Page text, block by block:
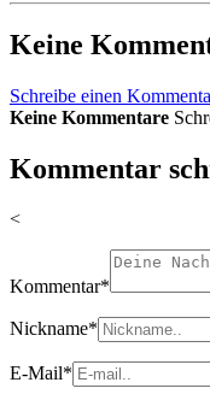
Keine
Schreibe einen
Keine Kommentare
Kommentar
<
Kommentar*
Nickname*
E-Mail*